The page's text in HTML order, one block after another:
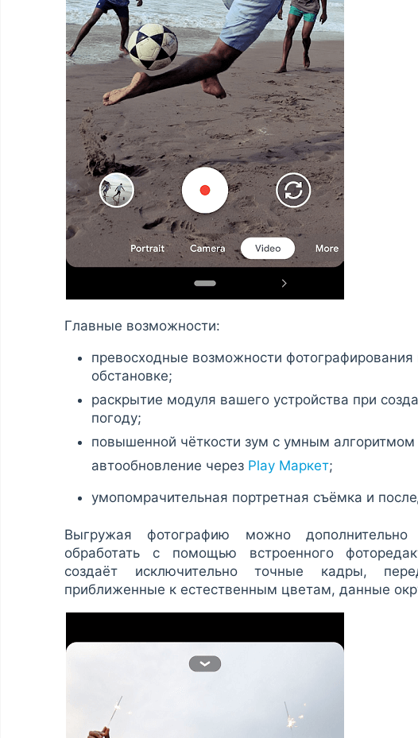
Главные возможности:
превосходные возможности
обстановке;
раскрытие модуля вашего устройства при
погоду;
повышенной чёткости зум с умным алгоритмом
автообновление через Play Маркет;
умопомрачительная портретная съёмка и
Выгружая фотографию можно
обработать с помощью встроенного
создаёт исключительно точные кадры,
приближенные к естественным цветам, данные